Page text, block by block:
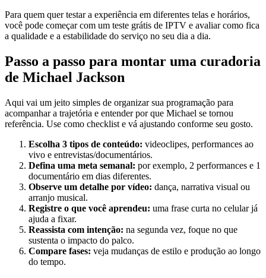
Para quem quer testar a experiência em diferentes telas e horários,
você pode começar com um teste grátis de IPTV e avaliar como fica
a qualidade e a estabilidade do serviço no seu dia a dia.
Passo a passo para montar uma curadoria
de Michael Jackson
Aqui vai um jeito simples de organizar sua programação para
acompanhar a trajetória e entender por que Michael se tornou
referência. Use como checklist e vá ajustando conforme seu gosto.
Escolha 3 tipos de conteúdo: videoclipes, performances ao
vivo e entrevistas/documentários.
Defina uma meta semanal: por exemplo, 2 performances e 1
documentário em dias diferentes.
Observe um detalhe por vídeo: dança, narrativa visual ou
arranjo musical.
Registre o que você aprendeu: uma frase curta no celular já
ajuda a fixar.
Reassista com intenção: na segunda vez, foque no que
sustenta o impacto do palco.
Compare fases: veja mudanças de estilo e produção ao longo
do tempo.